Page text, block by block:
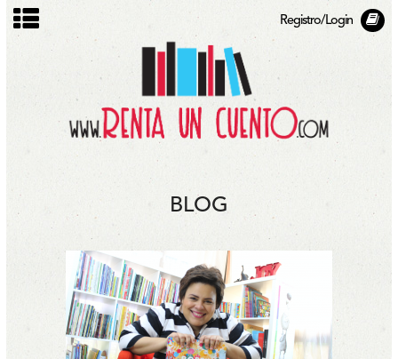
Registro/Login
BLOG